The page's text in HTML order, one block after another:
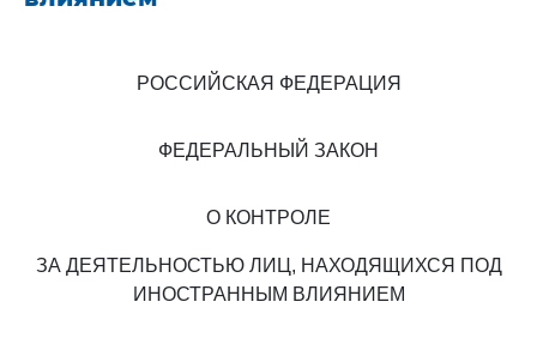
РОССИЙСКАЯ ФЕДЕРАЦИЯ
ФЕДЕРАЛЬНЫЙ ЗАКОН
О КОНТРОЛЕ
ЗА ДЕЯТЕЛЬНОСТЬЮ ЛИЦ, НАХОДЯЩИХСЯ ПОД
ИНОСТРАННЫМ ВЛИЯНИЕМ